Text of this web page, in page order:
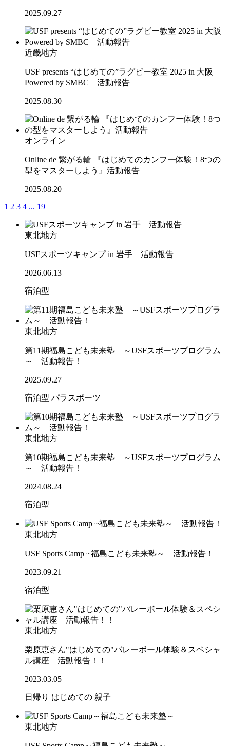
2025.09.27
近畿地方
USF presents “はじめての”ラグビー教室 2025 in 大阪
Powered by SMBC 活動報告
2025.08.30
オンライン
Online de 繋がる輪 『はじめてのカンフー体験！8つの
型をマスターしよう』活動報告
2025.08.20
1 2 3 4 ... 19
東北地方
USFスポーツキャンプ in 岩手 活動報告
2026.06.13
宿泊型
東北地方
第11期福島こども未来塾 ～USFスポーツプログラム
～ 活動報告！
2025.09.27
宿泊型 パラスポーツ
東北地方
第10期福島こども未来塾 ～USFスポーツプログラム
～ 活動報告！
2024.08.24
宿泊型
東北地方
USF Sports Camp ~福島こども未来塾～ 活動報告！
2023.09.21
宿泊型
東北地方
栗原恵さん"はじめての"バレーボール体験＆スペシャ
ル講座 活動報告！！
2023.03.05
日帰り はじめての 親子
東北地方